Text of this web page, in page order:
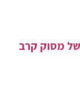
של מסוק קרב